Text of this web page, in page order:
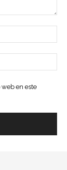
en este